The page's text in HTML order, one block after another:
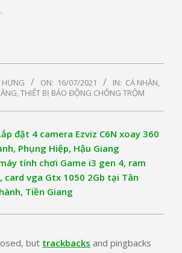
HƯNG ON: 16/07/2021 IN: CÁ NHÂN,
THIẾT BỊ BÁO ĐỘNG CHỐNG TRỘM
đặt 4 camera Ezviz C6N xoay 360
Phụng Hiệp, Hậu Giang
tính chơi Game i3 gen 4, ram
card vga Gtx 1050 2Gb tại Tân
Tiền Giang
but trackbacks and pingbacks